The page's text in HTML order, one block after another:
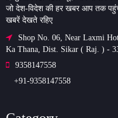
जो देश-विदेश की हर खबर आप तक
खबरें देखते रहिए
Shop No. 06, Near Laxmi
Ka Thana, Dist. Sikar ( Raj. ) -
9358147558
+91-9358147558